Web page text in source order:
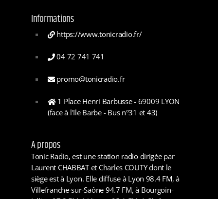
Informations
https://www.tonicradio.fr/
04 72 741 741
promo@tonicradio.fr
1 Place Henri Barbusse - 69009 LYON
(face à l'Ile Barbe - Bus n°31 et 43)
A propos
Tonic Radio, est une station radio dirigée par
Laurent CHABBAT et Charles COUTY dont le
siège est à Lyon. Elle diffuse à Lyon 98.4 FM, à
Villefranche-sur-Saône 94.7 FM, à Bourgoin-